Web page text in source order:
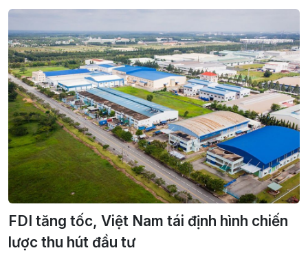
FDI tăng tốc, Việt Nam tái định hình chiến
lược thu hút đầu tư